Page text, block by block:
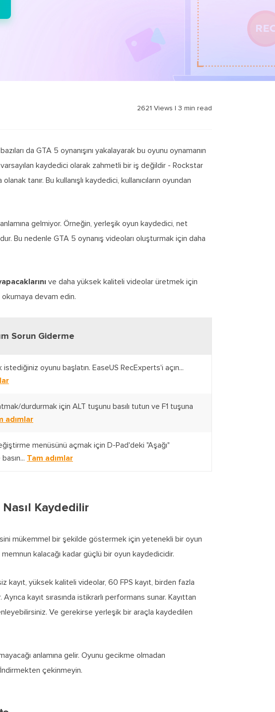
2621 Views | 3 min read
da GTA 5 oynanışını yakalayarak bu oyunu oynamanın
kaydedici olarak zahmetli bir iş değildir - Rockstar
tanır. Bu kullanışlı kaydedici, kullanıcıların oyundan
anlamına gelmiyor. Örneğin, yerleşik oyun kaydedici, net
Bu nedenle GTA 5 oynanış videoları oluşturmak için daha
ve daha yüksek kaliteli videolar üretmek için
okumaya devam edin.
Sorun Giderme
istediğiniz oyunu başlatın. EaseUS RecExperts'i açın...
durdurmak için ALT tuşunu basılı tutun ve F1 tuşuna
adımlar
menüsünü açmak için D-Pad'deki "Aşağı"
Tam adımlar
Kaydedilir
mükemmel bir şekilde göstermek için yetenekli bir oyun
memnun kalacağı kadar güçlü bir oyun kaydedicidir.
kayıt, yüksek kaliteli videolar, 60 FPS kayıt, birden fazla
kayıt sırasında istikrarlı performans sunar. Kayıttan
Ve gerekirse yerleşik bir araçla kaydedilen
anlamına gelir. Oyunu gecikme olmadan
İndirmekten çekinmeyin.